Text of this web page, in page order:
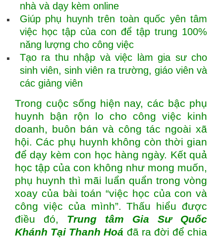
nhà và dạy kèm online
Giúp phụ huynh trên toàn quốc yên tâm
việc học tập của con để tập trung 100%
năng lượng cho công việc
Tạo ra thu nhập và việc làm gia sư cho
sinh viên, sinh viên ra trường, giáo viên và
các giảng viên
Trong cuộc sống hiện nay, các bậc phụ
huynh bận rộn lo cho công việc kinh
doanh, buôn bán và công tác ngoài xã
hội. Các phụ huynh không còn thời gian
để dạy kèm con học hàng ngày. Kết quả
học tập của con không như mong muốn,
phụ huynh thì mãi luẩn quẩn trong vòng
xoay của bài toán “việc học của con và
công việc của mình”. Thấu hiểu được
điều đó, Trung tâm
Gia Sư Quốc
Khánh Tại Thanh Hoá đã ra đời để chia